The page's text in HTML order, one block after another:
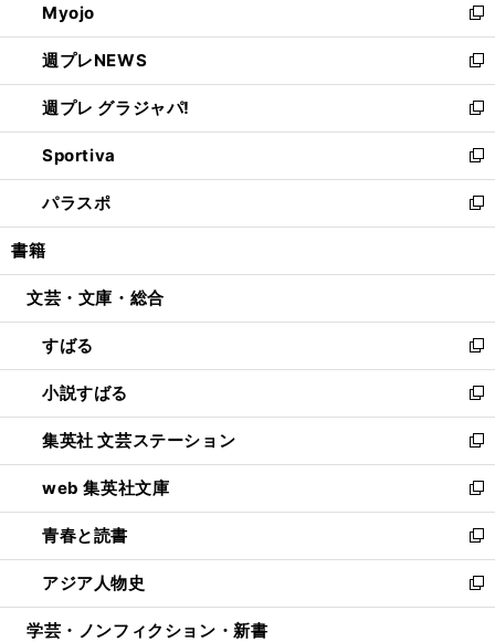
く
で
開
く
ド
ウ
で
開
く
ィ
ン
ド
ウ
で
開
く
Myojo
新
し
い
ウ
ィ
ン
ド
ウ
で
開
週プレNEWS
新
し
い
ウ
ィ
ン
ド
ウ
開
週プレ グラジャパ!
新
し
い
ウ
ィ
ン
ウ
開
く
Sportiva
新
し
い
ウ
ン
ウ
で
開
く
パラスポ
新
し
ウ
ン
ド
ウ
で
開
く
書籍
文芸・文庫・総合
すばる
新
し
い
ウ
ィ
ン
ド
ウ
で
開
く
小説すばる
新
し
い
ウ
ィ
ン
ド
ウ
で
開
集英社 文芸ステーション
新
し
い
ウ
ィ
ン
ド
ウ
web 集英社文庫
新
し
い
ウ
ィ
ン
青春と読書
新
し
い
ウ
アジア人物史
新
し
学芸・ノンフィクション・新書